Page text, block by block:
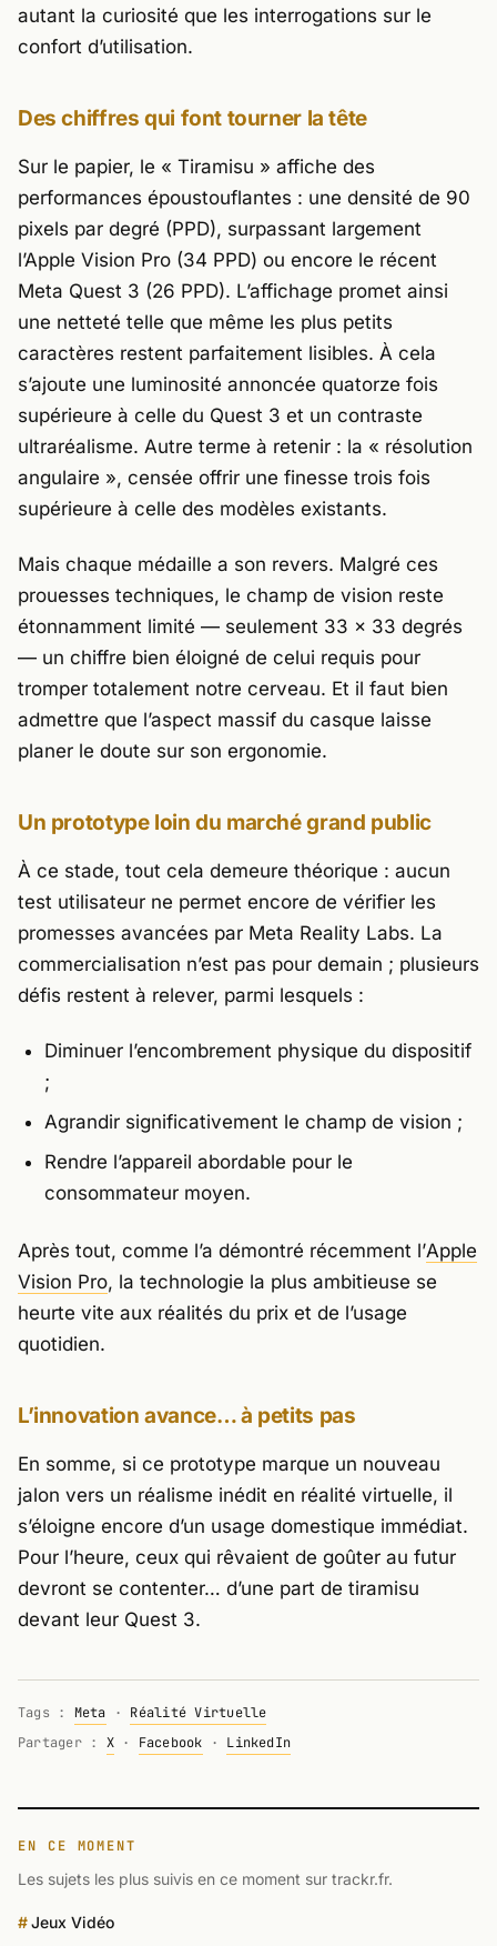
autant la curiosité que les interrogations sur le
confort d’utilisation.
Des chiffres qui font tourner la tête
Sur le papier, le « Tiramisu » affiche des
performances époustouflantes : une densité de 90
pixels par degré (PPD), surpassant largement
l’Apple Vision Pro (34 PPD) ou encore le récent
Meta Quest 3 (26 PPD). L’affichage promet ainsi
une netteté telle que même les plus petits
caractères restent parfaitement lisibles. À cela
s’ajoute une luminosité annoncée quatorze fois
supérieure à celle du Quest 3 et un contraste
ultraréalisme. Autre terme à retenir : la « résolution
angulaire », censée offrir une finesse trois fois
supérieure à celle des modèles existants.
Mais chaque médaille a son revers. Malgré ces
prouesses techniques, le champ de vision reste
étonnamment limité — seulement 33 x 33 degrés
— un chiffre bien éloigné de celui requis pour
tromper totalement notre cerveau. Et il faut bien
admettre que l’aspect massif du casque laisse
planer le doute sur son ergonomie.
Un prototype loin du marché grand public
À ce stade, tout cela demeure théorique : aucun
test utilisateur ne permet encore de vérifier les
promesses avancées par Meta Reality Labs. La
commercialisation n’est pas pour demain ; plusieurs
défis restent à relever, parmi lesquels :
Diminuer l’encombrement physique du dispositif
;
Agrandir significativement le champ de vision ;
Rendre l’appareil abordable pour le
consommateur moyen.
Après tout, comme l’a démontré récemment l’Apple
Vision Pro, la technologie la plus ambitieuse se
heurte vite aux réalités du prix et de l’usage
quotidien.
L’innovation avance… à petits pas
En somme, si ce prototype marque un nouveau
jalon vers un réalisme inédit en réalité virtuelle, il
s’éloigne encore d’un usage domestique immédiat.
Pour l’heure, ceux qui rêvaient de goûter au futur
devront se contenter… d’une part de tiramisu
devant leur Quest 3.
Tags : Meta · Réalité Virtuelle
Partager : X· Facebook · LinkedIn
EN CE MOMENT
Les sujets les plus suivis en ce moment sur trackr.fr.
Jeux Vidéo